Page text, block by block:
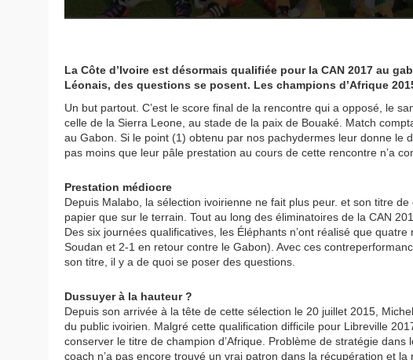
La Côte d’Ivoire est désormais qualifiée pour la CAN 2017 au
Léonais, des questions se posent. Les champions d’Afrique
Un but partout. C’est le score final de la rencontre qui a opposé, le
celle de la Sierra Leone, au stade de la paix de Bouaké. Match
au Gabon. Si le point (1) obtenu par nos pachydermes leur donne le
pas moins que leur pâle prestation au cours de cette rencontre n’a
Prestation médiocre
Depuis Malabo, la sélection ivoirienne ne fait plus peur. et son titre
papier que sur le terrain. Tout au long des éliminatoires de la CAN
Des six journées qualificatives, les Éléphants n’ont réalisé que
Soudan et 2-1 en retour contre le Gabon). Avec ces
son titre, il y a de quoi se poser des questions.
Dussuyer à la hauteur ?
Depuis son arrivée à la tête de cette sélection le 20 juillet 2015,
du public ivoirien. Malgré cette qualification difficile pour Libreville
conserver le titre de champion d’Afrique. Problème de stratégie
coach n’a pas encore trouvé un vrai patron dans la récupération et